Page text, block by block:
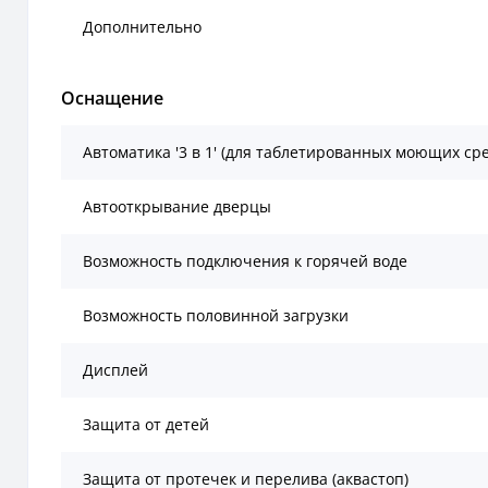
Дополнительно
Оснащение
Автоматика '3 в 1' (для таблетированных моющих
Автооткрывание дверцы
Возможность подключения к горячей воде
Возможность половинной загрузки
Дисплей
Защита от детей
Защита от протечек и перелива (аквастоп)